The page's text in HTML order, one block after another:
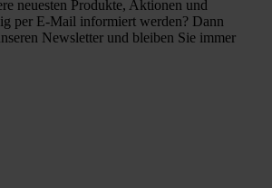
neuesten Produkte, Aktionen und
per E-Mail informiert werden? Dann
Newsletter und bleiben Sie immer